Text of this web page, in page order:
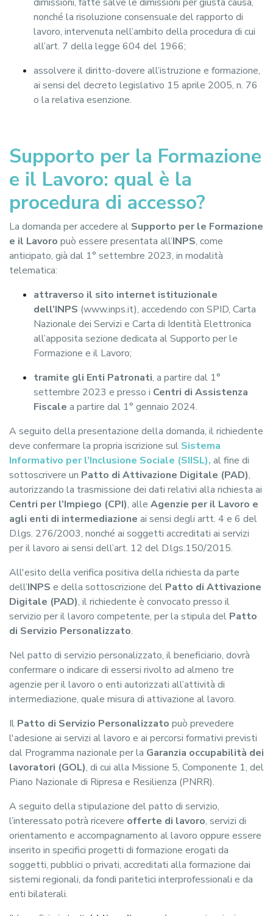
dimissioni, fatte salve le dimissioni per giusta causa,
nonché la risoluzione consensuale del rapporto di
lavoro, intervenuta nell’ambito della procedura di cui
all’art. 7 della legge 604 del 1966;
assolvere il diritto-dovere all’istruzione e formazione,
ai sensi del decreto legislativo 15 aprile 2005, n. 76
o la relativa esenzione.
Supporto per la Formazione
e il Lavoro: qual è la
procedura di accesso?
La domanda per accedere al Supporto per le Formazione
e il Lavoro può essere presentata all’INPS, come
anticipato, già dal 1° settembre 2023, in modalità
telematica:
attraverso il sito internet istituzionale
dell’INPS (www.inps.it), accedendo con SPID, Carta
Nazionale dei Servizi e Carta di Identità Elettronica
all’apposita sezione dedicata al Supporto per le
Formazione e il Lavoro;
tramite gli Enti Patronati, a partire dal 1°
settembre 2023 e presso i Centri di Assistenza
Fiscale a partire dal 1° gennaio 2024.
A seguito della presentazione della domanda, il richiedente
deve confermare la propria iscrizione sul Sistema
Informativo per l’Inclusione Sociale (SIISL), al fine di
sottoscrivere un Patto di Attivazione Digitale (PAD),
autorizzando la trasmissione dei dati relativi alla richiesta ai
Centri per l’Impiego (CPI), alle Agenzie per il Lavoro e
agli enti di intermediazione ai sensi degli artt. 4 e 6 del
D.lgs. 276/2003, nonché ai soggetti accreditati ai servizi
per il lavoro ai sensi dell’art. 12 del D.lgs.150/2015.
All'esito della verifica positiva della richiesta da parte
dell’INPS e della sottoscrizione del Patto di Attivazione
Digitale (PAD), il richiedente è convocato presso il
servizio per il lavoro competente, per la stipula del Patto
di Servizio Personalizzato.
Nel patto di servizio personalizzato, il beneficiario, dovrà
confermare o indicare di essersi rivolto ad almeno tre
agenzie per il lavoro o enti autorizzati all’attività di
intermediazione, quale misura di attivazione al lavoro.
Il Patto di Servizio Personalizzato può prevedere
l'adesione ai servizi al lavoro e ai percorsi formativi previsti
dal Programma nazionale per la Garanzia occupabilità dei
lavoratori (GOL), di cui alla Missione 5, Componente 1, del
Piano Nazionale di Ripresa e Resilienza (PNRR).
A seguito della stipulazione del patto di servizio,
l’interessato potrà ricevere offerte di lavoro, servizi di
orientamento e accompagnamento al lavoro oppure essere
inserito in specifici progetti di formazione erogati da
soggetti, pubblici o privati, accreditati alla formazione dai
sistemi regionali, da fondi paritetici interprofessionali e da
enti bilaterali.